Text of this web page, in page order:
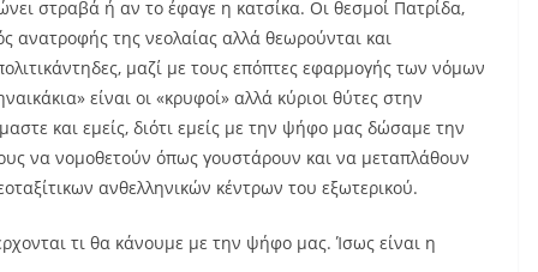
στραβά ή αν το έφαγε η κατσίκα. Οι θεσμοί Πατρίδα,
ανατροφής της νεολαίας αλλά θεωρούνται και
μαζί με τους επόπτες εφαρμογής των νόμων
είναι οι «κρυφοί» αλλά κύριοι θύτες στην
και εμείς, διότι εμείς με την ψήφο μας δώσαμε την
να νομοθετούν όπως γουστάρουν και να μεταπλάθουν
ανθελληνικών κέντρων του εξωτερικού.
τι θα κάνουμε με την ψήφο μας. Ίσως είναι η